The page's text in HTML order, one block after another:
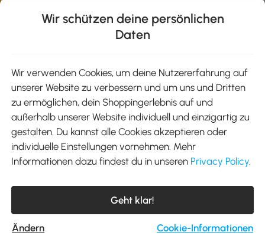
Aosom-App
Google Play
Tel.: +49 40 87408465
kontakt@aosom.de
Telefonservice Mo.-Fr. 9:00-17:30 Uhr
MH Handel GmbH, Wendenstraße 309, 20537 Hamburg
Wir schützen deine persönlichen
Daten
Wir verwenden Cookies, um deine Nutzererfahrung auf
unserer Website zu verbessern und um uns und Dritten
zu ermöglichen, dein Shoppingerlebnis auf und
außerhalb unserer Website individuell und einzigartig zu
gestalten. Du kannst alle Cookies akzeptieren oder
individuelle Einstellungen vornehmen. Mehr
Informationen dazu findest du in unseren Privacy Policy.
Geht klar!
Ändern Cookie-Informationen